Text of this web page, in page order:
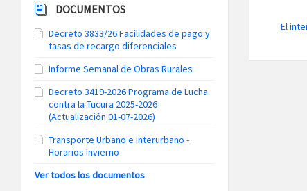
El
DOCUMENTOS
Decreto 3833/26 Facilidades de pago y
tasas de recargo diferenciales
Informe Semanal de Obras Rurales
Decreto 3419-2026 Programa de Lucha
contra la Tucura 2025-2026
(Actualización 01-07-2026)
Transporte Urbano e Interurbano -
Horarios Invierno
Ver todos los documentos